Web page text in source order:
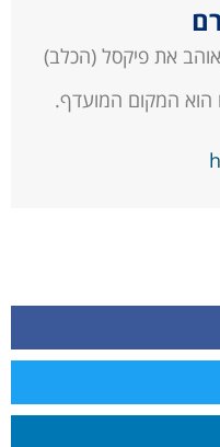
את פיקסל (הכלב)
הוא המקום המועדף.